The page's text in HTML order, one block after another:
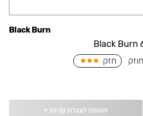
Black Burn
Black Burn
חוזק חזק
הוספה לעגלת קניות +